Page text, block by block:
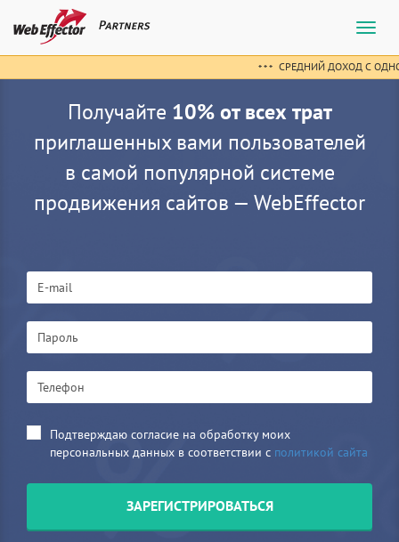
* * * СРЕДНИЙ ДОХОД С
Получайте 10% от всех трат
приглашенных вами пользователей
в самой популярной системе
продвижения сайтов — WebEffector
Подтверждаю согласие на обработку моих
персональных данных в соответствии с политикой сайта
ЗАРЕГИСТРИРОВАТЬСЯ